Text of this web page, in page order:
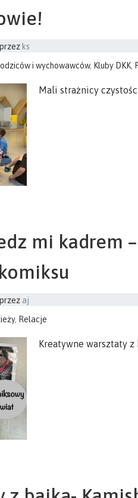
przez ks
i wychowawców, Kluby DKK,
Mali strażnicy
mi kadrem
przez aj
, Relacje
Kreatywne warsztaty